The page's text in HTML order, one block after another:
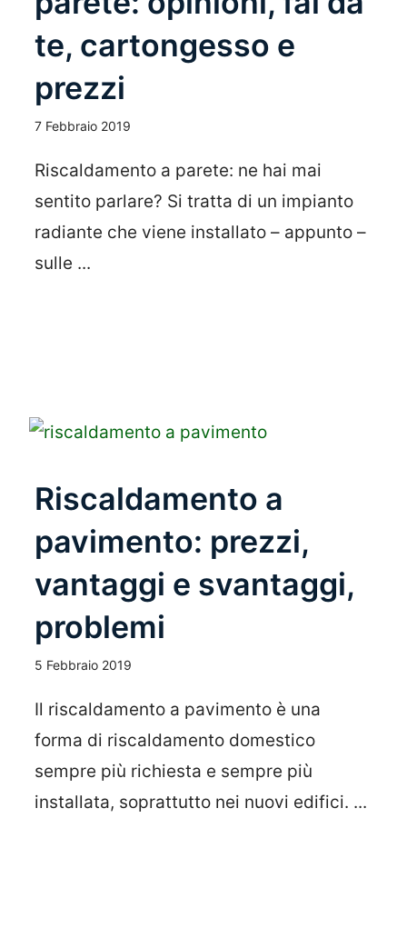
te, cartongesso e
prezzi
7 Febbraio 2019
Riscaldamento a parete: ne hai mai
sentito parlare? Si tratta di un impianto
radiante che viene installato – appunto –
sulle ...
Riscaldamento a
pavimento: prezzi,
vantaggi e svantaggi,
problemi
5 Febbraio 2019
Il riscaldamento a pavimento è una
forma di riscaldamento domestico
sempre più richiesta e sempre più
installata, soprattutto nei nuovi edifici. ...